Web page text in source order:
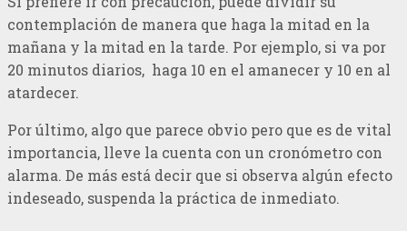
contemplación de manera que haga la mitad en la
mañana y la mitad en la tarde. Por ejemplo, si va por
20 minutos diarios, haga 10 en el amanecer y 10 en al
atardecer.
Por último, algo que parece obvio pero que es de vital
importancia, lleve la cuenta con un cronómetro con
alarma. De más está decir que si observa algún efecto
indeseado, suspenda la práctica de inmediato.